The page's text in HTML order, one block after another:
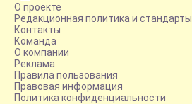
О проекте
Редакционная политика и стандарты
Контакты
Команда
О компании
Реклама
Правила пользования
Правовая информация
Политика конфиденциальности